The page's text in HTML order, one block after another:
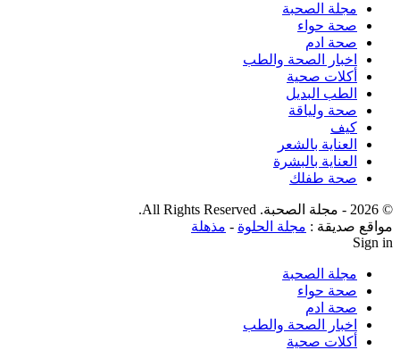
مجلة الصحبة
صحة حواء
صحة ادم
اخبار الصحة والطب
أكلات صحية
الطب البديل
صحة ولياقة
كيف
العناية بالشعر
العناية بالبشرة
صحة طفلك
© 2026 - مجلة الصحبة. All Rights Reserved.
مواقع صديقة : مجلة الحلوة - مذهلة
Sign in
مجلة الصحبة
صحة حواء
صحة ادم
اخبار الصحة والطب
أكلات صحية